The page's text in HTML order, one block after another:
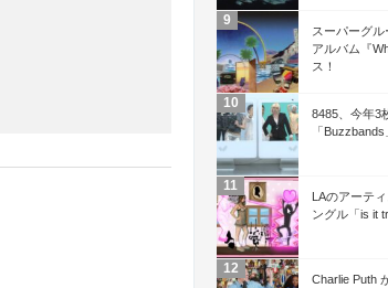
スーパーグ
アルバム『
ス！
8485、今年3
「
LAのアーテ
ングル「is it
Charlie Puth